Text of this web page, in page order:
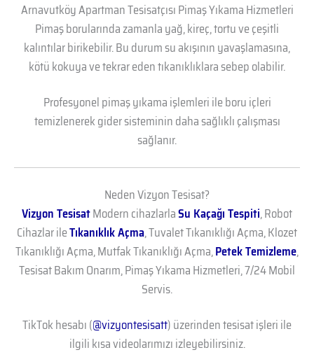
Arnavutköy Apartman Tesisatçısı Pimaş Yıkama Hizmetleri
Pimaş borularında zamanla yağ, kireç, tortu ve çeşitli
kalıntılar birikebilir. Bu durum su akışının yavaşlamasına,
kötü kokuya ve tekrar eden tıkanıklıklara sebep olabilir.
Profesyonel pimaş yıkama işlemleri ile boru içleri
temizlenerek gider sisteminin daha sağlıklı çalışması
sağlanır.
Neden Vizyon Tesisat?
Vizyon TesisatModern cihazlarlaSu Kaçağı Tespiti, Robot
Cihazlar ileTıkanıklık Açma, Tuvalet Tıkanıklığı Açma, Klozet
Tıkanıklığı Açma, Mutfak Tıkanıklığı Açma,Petek Temizleme,
Tesisat Bakım Onarım, Pimaş Yıkama Hizmetleri, 7/24 Mobil
Servis.
TikTok hesabı (@vizyontesisatt) üzerinden tesisat işleri ile
ilgili kısa videolarımızı izleyebilirsiniz.